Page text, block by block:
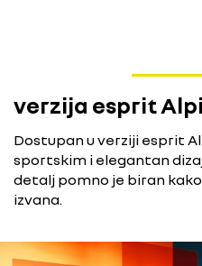
verzija esprit
Dostupan u verziji esprit
sportskim i elegantan
detalj pomno je biran
izvana.